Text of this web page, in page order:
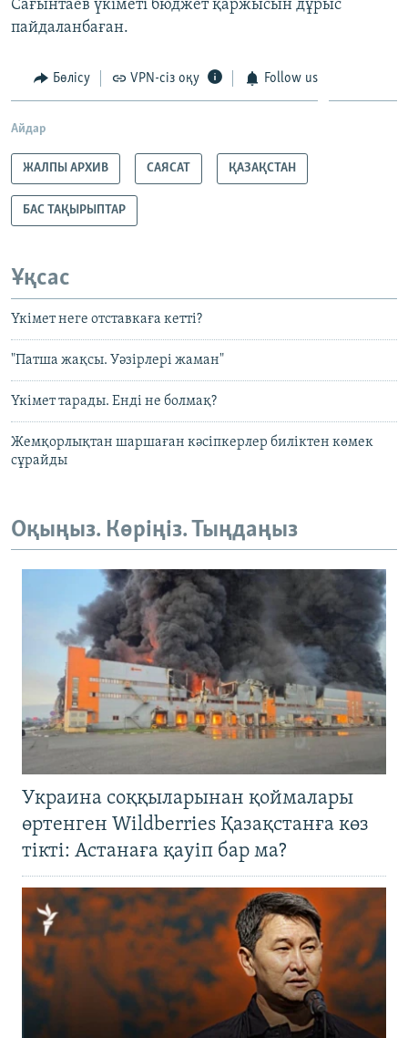
Сағынтаев үкіметі бюджет қаржысын дұрыс
пайдаланбаған.
Бөлісу VPN-сіз оқу Follow us
Айдар
ЖАЛПЫ АРХИВ САЯСАТ ҚАЗАҚСТАН
БАС ТАҚЫРЫПТАР
Ұқсас
Үкімет неге отставкаға кетті?
"Патша жақсы. Уәзірлері жаман"
Үкімет тарады. Енді не болмақ?
Жемқорлықтан шаршаған кәсіпкерлер биліктен көмек
сұрайды
Оқыңыз. Көріңіз. Тыңдаңыз
Украина соққыларынан қоймалары
өртенген Wildberries Қазақстанға көз
тікті: Астанаға қауіп бар ма?